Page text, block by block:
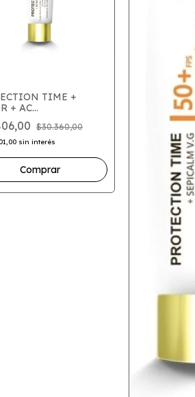
TIME +
+ AC
X 40
$30.360,00
sin interés